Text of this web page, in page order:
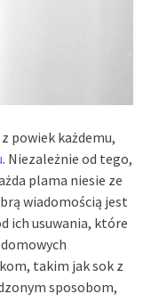
powiek każdemu,
. Niezależnie od tego,
plama niesie ze
wiadomością jest
ich usuwania, które
takim jak sok z
sposobom,